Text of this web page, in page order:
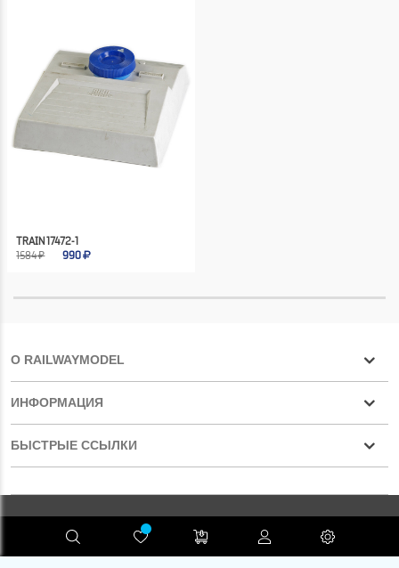
TRAIN 17472-1
1584 ₽
990
О RAILWAYMODEL
ИНФОРМАЦИЯ
БЫСТРЫЕ ССЫЛКИ
RAILWAYMODEL.COM ©2001-2026 Конфиденциальность